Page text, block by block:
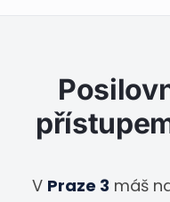
V Praze 3 máš